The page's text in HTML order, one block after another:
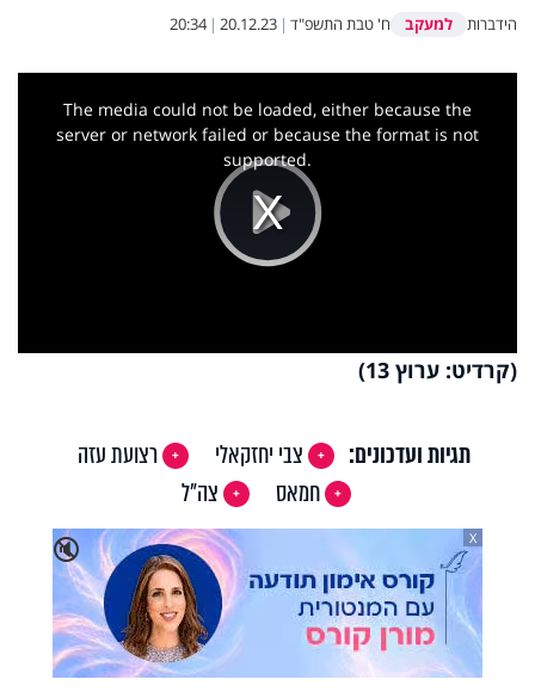
הידברות למעקב ח' טבת התשפ"ד |
20.12.23
|
20:34
Play
Video
This
The media could not be loaded, either because the
server or network failed or because the format is not
supported.
(קרדיט: ערוץ 13)
תגיות ועדכונים: צבי יחזקאלי
רצועת עזה
חמאס
צה"ל
🔇
X